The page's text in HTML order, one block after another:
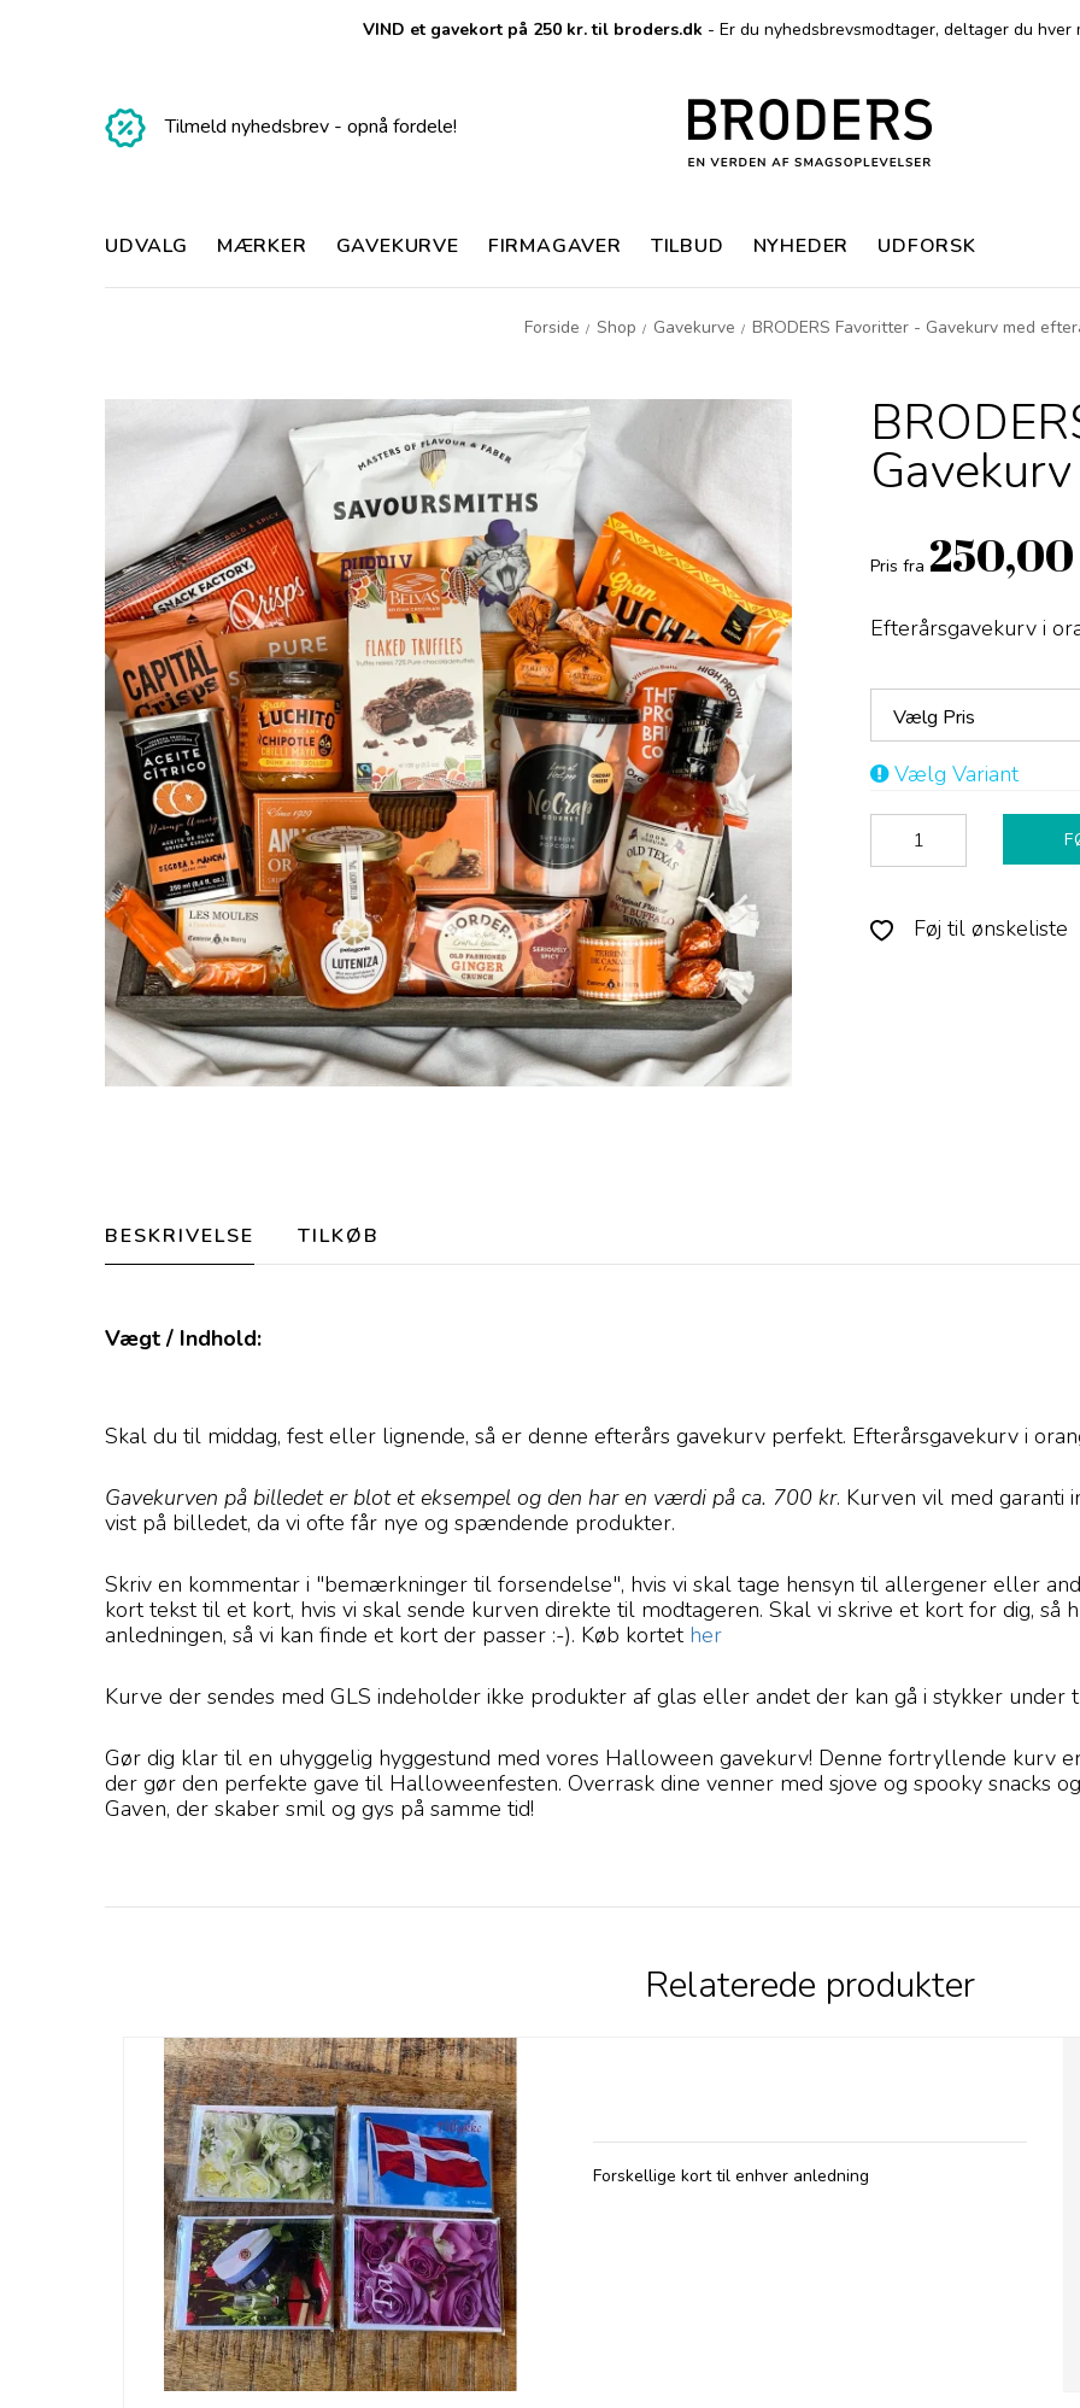
VIND et gavekort på 250 kr. til broders.dk - Er du nyhedsbrevsmodtager, deltager du
Tilmeld nyhedsbrev - opnå fordele!
UDVALG MÆRKER GAVEKURVE FIRMAGAVER TILBUD NYHEDER UDFORSK
Forside / Shop / Gavekurve / BRODERS Favoritter - Gavekurv med
Pris fra
Efterårsgavekurv i
Vælg Pris
Vælg Variant
Føj til ønskeliste
BESKRIVELSE TILKØB
Vægt / Indhold:
Skal du til middag, fest eller lignende, så er denne efterårs gavekurv perfekt. Efterårsgavekurv i
Gavekurven på billedet er blot et eksempel og den har en værdi på ca. 700 kr. Kurven vil med garanti
vist på billedet, da vi ofte får nye og spændende produkter.
Skriv en kommentar i "bemærkninger til forsendelse", hvis vi skal tage hensyn til allergener eller
kort tekst til et kort, hvis vi skal sende kurven direkte til modtageren. Skal vi skrive et kort for dig, så
anledningen, så vi kan finde et kort der passer :-). Køb kortet her
Kurve der sendes med GLS indeholder ikke produkter af glas eller andet der kan gå i stykker under
Gør dig klar til en uhyggelig hyggestund med vores Halloween gavekurv! Denne fortryllende kurv
der gør den perfekte gave til Halloweenfesten. Overrask dine venner med sjove og spooky snacks
Gaven, der skaber smil og gys på samme tid!
Relaterede produkter
Forskellige kort til enhver anledning